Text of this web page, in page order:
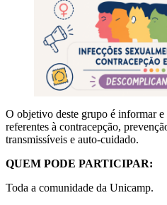
O objetivo deste grupo é informar
referentes à contracepção,
transmissíveis e auto-cuidado.
QUEM PODE PARTICIPAR:
Toda a comunidade da Unicamp.